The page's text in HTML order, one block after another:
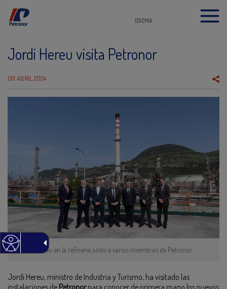
IDIOMA
Jordi Hereu visita Petronor
09 ABRIL 2024
Jordi Hereu en la refinería junto a varios miembros de Petronor
Jordi Hereu, ministro de Industria y Turismo, ha visitado las
instalaciones de Petronorpara conocer de primera mano los nuevos